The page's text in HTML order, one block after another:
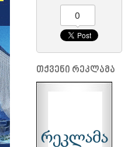
0
თქვენი რეკლამა